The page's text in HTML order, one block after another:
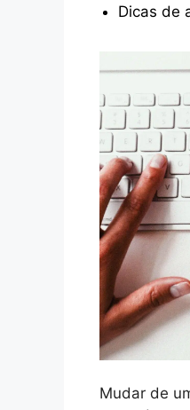
Dicas de
Mudar de